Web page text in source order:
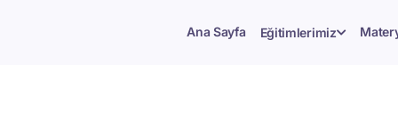
Ana Sayfa Eğitimlerimiz